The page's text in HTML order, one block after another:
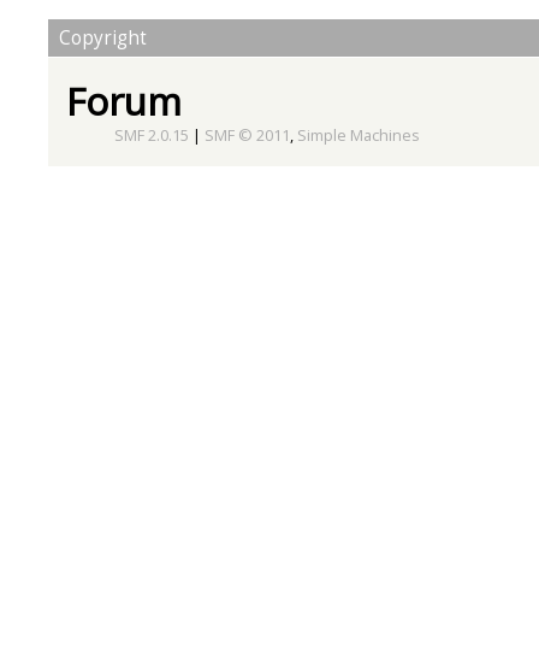
Copyright
Forum
SMF 2.0.15 | SMF © 2011, Simple Machines